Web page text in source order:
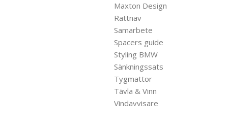
Maxton Design
Rattnav
Samarbete
Spacers guide
Styling BMW
Sänkningssats
Tygmattor
Tävla & Vinn
Vindavvisare